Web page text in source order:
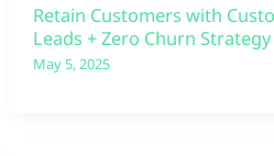
Retain Customers with
Leads + Zero Churn Strategy
May 5, 2025